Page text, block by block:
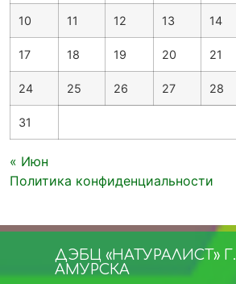
10 11 12 13 14
17 18 19 20 21
24 25 26 27 28
31
« Июн
Политика конфиденциальности
ДЭБЦ «НАТУРАЛИСТ» Г.
АМУРСКА